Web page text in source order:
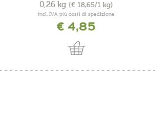
0,26 kg (€ 18,65/1 kg)
incl. IVA più costi di spedizione
€ 4,85